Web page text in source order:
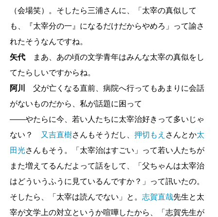
（会場笑）。そしたら三浦さんに、「太宰の真似して
も、『太宰分の一』になるだけだからやめろ」って諭さ
れたそうなんですね。
矢代 まあ、あの頃の文学青年はみんな太宰の真似をし
てたらしいですからね。
阿川
父が亡くなる直前、病院へ行ってもあまりに会話
がないものだから、私が話題に困って
――やたらに今、若い人たちに太宰治好きって多いじゃ
ない？
又吉直樹さんもそうだし、 押切もえ さんとか太
田光さんもそう。「太宰治はすごい」って若い人たちが
また増えてるんだよって話をして、「父ちゃんは太宰治
はどういうふうに見ているんですか？」って訊いたの。
そしたら、「太宰は読んでない」と。 志賀直哉先生と太
宰が文学上の対立というか喧嘩したから、「志賀先生が